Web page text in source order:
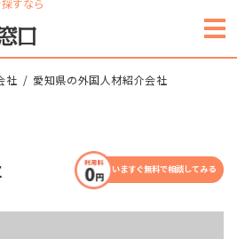
すなら
社
愛知県の外国人材紹介会社
いますぐ無料で相談してみる